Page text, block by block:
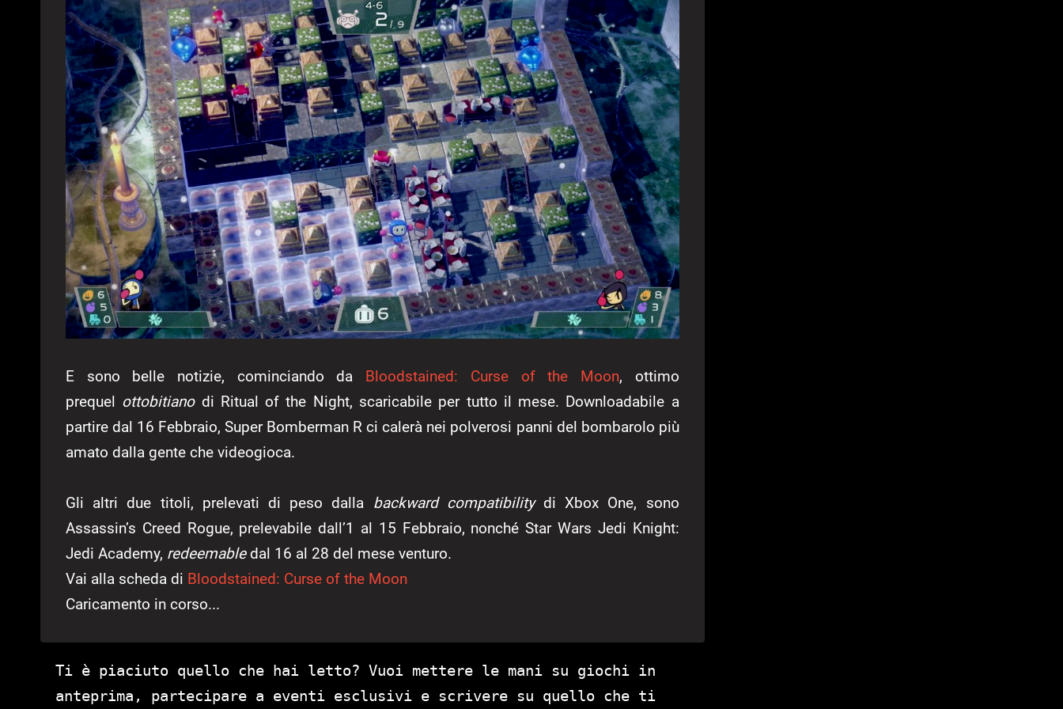
E sono belle notizie, cominciando da Bloodstained: Curse of the Moon, ottimo
prequel ottobitiano di Ritual of the Night, scaricabile per tutto il mese. Downloadabile a
partire dal 16 Febbraio, Super Bomberman R ci calerà nei polverosi panni del bombarolo più
amato dalla gente che videogioca.
Gli altri due titoli, prelevati di peso dalla backward compatibility di Xbox One, sono
Assassin’s Creed Rogue, prelevabile dall’1 al 15 Febbraio, nonché Star Wars Jedi Knight:
Jedi Academy, redeemable dal 16 al 28 del mese venturo.
Vai alla scheda di Bloodstained: Curse of the Moon
Caricamento in corso...
Ti è piaciuto quello che hai letto? Vuoi mettere le mani su giochi in
anteprima, partecipare a eventi esclusivi e scrivere su quello che ti